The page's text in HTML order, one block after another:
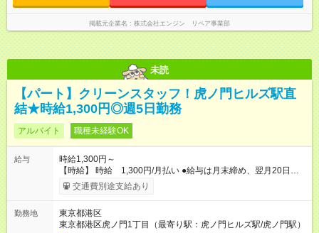
掲載元企業名 株式会社エンジン リペア事業部
未読
【パート】クリーンスタッフ！虎ノ門ヒルズ駅直
結★時給1,300円◎週5日勤務
アルバイト 職種未経験OK
給与
時給1,300円～
【時給】 時給 1,300円/月払い ●給与は月末締め、翌月20日の
支払。 ●通勤手当は1ヶ月ごとに勤務日数に応じて実費精算。 ●
一番安いルートでの計算となります。 ※Ｗワークの方は、他社
象となります。 【試用期間】試用期間あり 試用期間の長さ：3
ヶ月 雇用形態、給与は本採用時と同じです。
交通費別途支給あり
勤務地
東京都港区
東京都港区虎ノ門1丁目（最寄り駅：虎ノ門ヒルズ駅/虎ノ門駅）